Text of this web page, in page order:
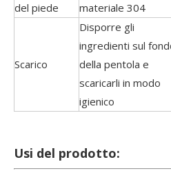
del piede
materiale 304
Scarico
Disporre gli
ingredienti sul
della pentola e
scaricarli in modo
igienico
Usi del prodotto: